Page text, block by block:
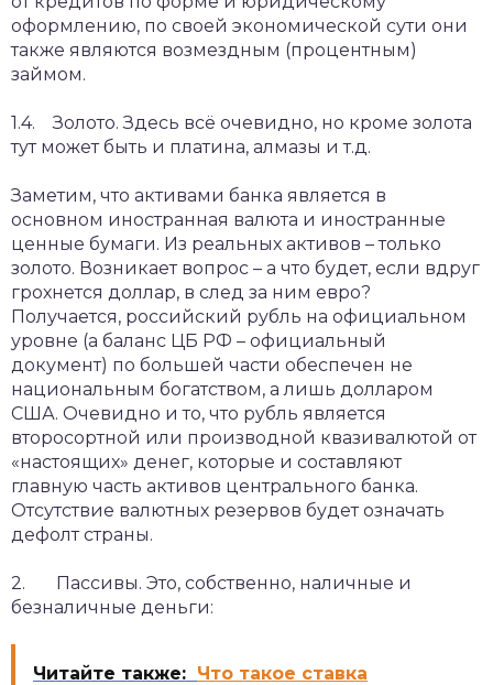
оформлению, по своей экономической сути они
также являются возмездным (процентным)
займом.
1.4. Золото. Здесь всё очевидно, но кроме золота
тут может быть и платина, алмазы и т.д.
Заметим, что активами банка является в
основном иностранная валюта и иностранные
ценные бумаги. Из реальных активов – только
золото. Возникает вопрос – а что будет, если вдруг
грохнется доллар, в след за ним евро?
Получается, российский рубль на официальном
уровне (а баланс ЦБ РФ – официальный
документ) по большей части обеспечен не
национальным богатством, а лишь долларом
США. Очевидно и то, что рубль является
второсортной или производной квазивалютой от
«настоящих» денег, которые и составляют
главную часть активов центрального банка.
Отсутствие валютных резервов будет означать
дефолт страны.
2. Пассивы. Это, собственно, наличные и
безналичные деньги:
Читайте также: Что такое ставка